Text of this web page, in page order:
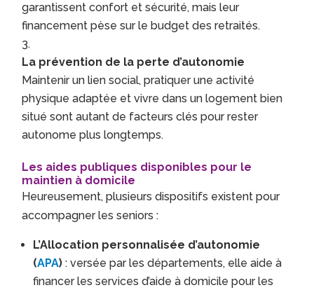
garantissent confort et sécurité, mais leur
financement pèse sur le budget des retraités.
La prévention de la perte d’autonomie
Maintenir un lien social, pratiquer une activité
physique adaptée et vivre dans un logement bien
situé sont autant de facteurs clés pour rester
autonome plus longtemps.
Les aides publiques disponibles pour le
maintien à domicile
Heureusement, plusieurs dispositifs existent pour
accompagner les seniors :
L’Allocation personnalisée d’autonomie
(APA) : versée par les départements, elle aide à
financer les services d’aide à domicile pour les